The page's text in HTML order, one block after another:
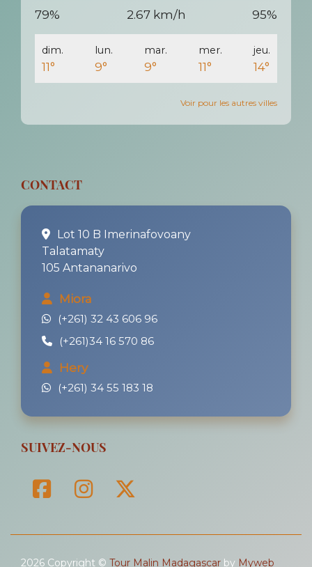
79% 2.67 km/h 95%
dim.
11°
lun.
9°
mar.
9°
mer.
11°
jeu.
14°
Voir pour les autres villes
CONTACT
Lot 10 B Imerinafovoany
Talatamaty
105 Antananarivo
Miora
(+261) 32 43 606 96
(+261)34 16 570 86
Hery
(+261) 34 55 183 18
SUIVEZ-NOUS
2026 Copyright © Tour Malin Madagascar by Myweb